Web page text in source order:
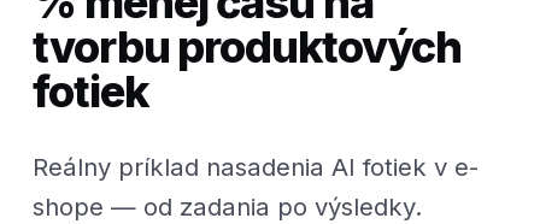
tvorbu produktových
fotiek
Reálny príklad nasadenia AI fotiek v e-
shope — od zadania po výsledky.